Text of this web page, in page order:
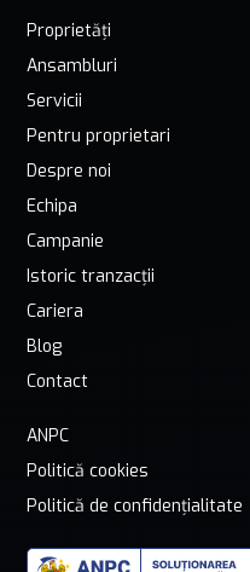
Proprietăți
Ansambluri
Servicii
Pentru proprietari
Despre noi
Echipa
Campanie
Istoric tranzacții
Cariera
Blog
Contact
ANPC
Politică cookies
Politică de confidențialitate